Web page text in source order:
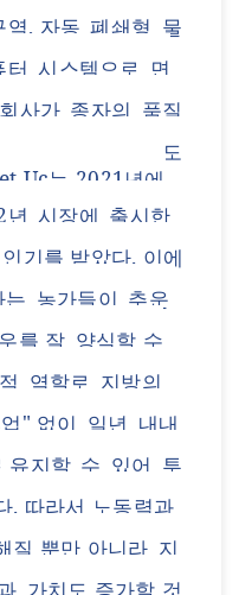
역, 자동 폐쇄형 물
터 시스템으로 면
회사가 종자의 품질
모니터링하는 데에 도
Uc는 2021년에
년 시장에 출시한
인기를 받았다. 이에
농가들이 추운
를 잘 양식할 수
역할로 지방의
" 없이 일년 내내
유지할 수 있어 투
. 따라서 노동력과
질 뿐만 아니라 지
가치도 증가할 것